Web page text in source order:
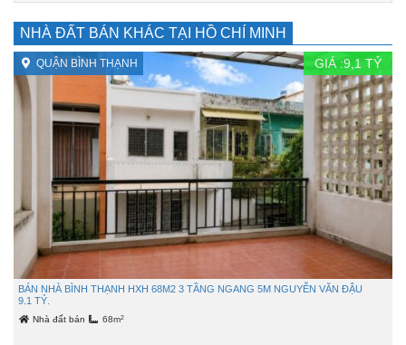
NHÀ ĐẤT BÁN KHÁC TẠI HỒ CHÍ MINH
QUẬN BÌNH THẠNH GIÁ :9,1 TỶ
BÁN NHÀ BÌNH THẠNH HXH 68M2 3 TẦNG NGANG 5M NGUYỄN VĂN ĐẬU
9.1 TỶ.
Nhà đất bán 68m2